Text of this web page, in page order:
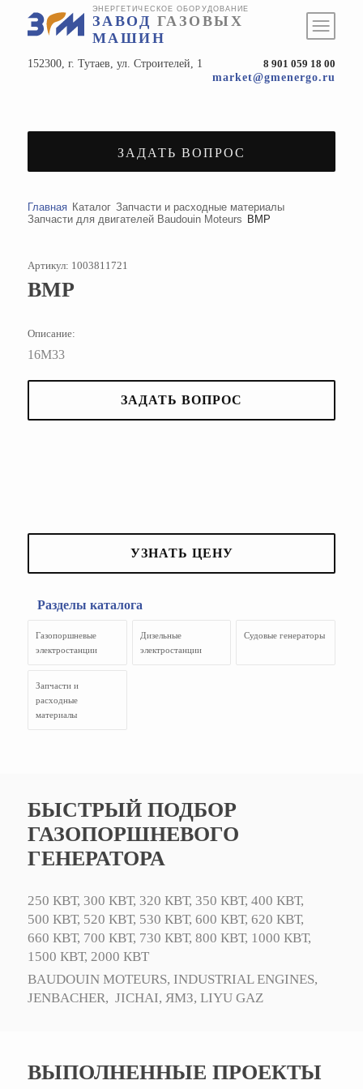
ЭНЕРГЕТИЧЕСКОЕ ОБОРУДОВАНИЕ
ЗАВОД ГАЗОВЫХ
МАШИН
152300, г. Тутаев, ул. Строителей, 1
8 901 059 18 00
market@gmenergo.ru
ЗАДАТЬ ВОПРОС
Главная Каталог Запчасти и расходные материалы
Запчасти для двигателей Baudouin Moteurs ВМР
Артикул: 1003811721
ВМР
Описание:
16М33
ЗАДАТЬ ВОПРОС
УЗНАТЬ ЦЕНУ
Разделы каталога
Газопоршневые
электростанции
Дизельные
электростанции
Судовые генераторы
Запчасти и
расходные
материалы
БЫСТРЫЙ ПОДБОР
ГАЗОПОРШНЕВОГО
ГЕНЕРАТОРА
250 КВТ, 300 КВТ, 320 КВТ, 350 КВТ, 400 КВТ,
500 КВТ, 520 КВТ, 530 КВТ, 600 КВТ, 620 КВТ,
660 КВТ, 700 КВТ, 730 КВТ, 800 КВТ, 1000 КВТ,
1500 КВТ, 2000 КВТ
BAUDOUIN MOTEURS, INDUSTRIAL ENGINES,
JENBACHER, JICHAI, ЯМЗ, LIYU GAZ
ВЫПОЛНЕННЫЕ ПРОЕКТЫ